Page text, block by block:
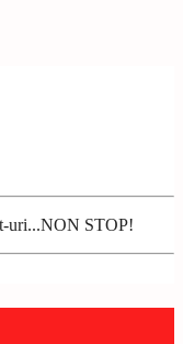
uri...NON STOP!